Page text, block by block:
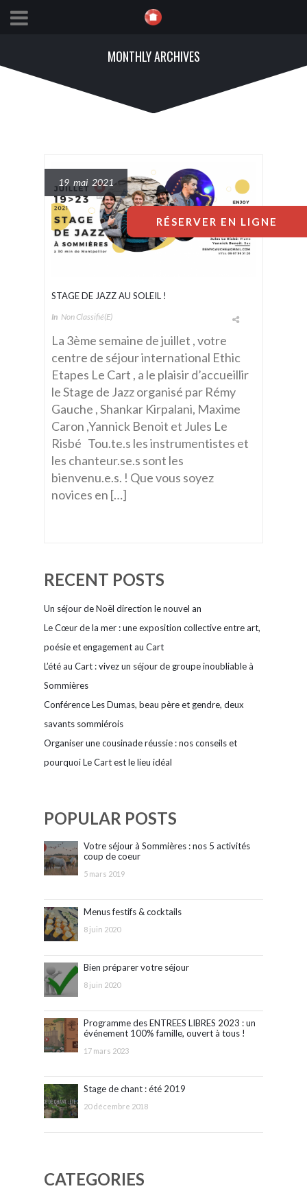
MONTHLY ARCHIVES
19 mai 2021
STAGE DE JAZZ AU SOLEIL !
In Non Classifié(e)
La 3ème semaine de juillet , votre
centre de séjour international Ethic
Etapes Le Cart , a le plaisir d’accueillir
le Stage de Jazz organisé par Rémy
Gauche , Shankar Kirpalani, Maxime
Caron ,Yannick Benoit et Jules Le
Risbé Tou.te.s les instrumentistes et
les chanteur.se.s sont les
bienvenu.e.s. ! Que vous soyez
novices en […]
RECENT POSTS
Un séjour de Noël direction le nouvel an
Le Cœur de la mer : une exposition collective entre art,
poésie et engagement au Cart
L’été au Cart : vivez un séjour de groupe inoubliable à
Sommières
Conférence Les Dumas, beau père et gendre, deux
savants sommiérois
Organiser une cousinade réussie : nos conseils et
pourquoi Le Cart est le lieu idéal
POPULAR POSTS
Votre séjour à Sommières : nos 5 activités
coup de coeur
5 mars 2019
Menus festifs & cocktails
8 juin 2020
Bien préparer votre séjour
8 juin 2020
Programme des ENTREES LIBRES 2023 : un
événement 100% famille, ouvert à tous !
17 mars 2023
Stage de chant : été 2019
20 décembre 2018
CATEGORIES
RÉSERVER EN LIGNE